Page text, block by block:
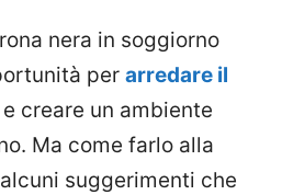
nera in soggiorno
per arredare il
creare un ambiente
Ma come farlo alla
suggerimenti che